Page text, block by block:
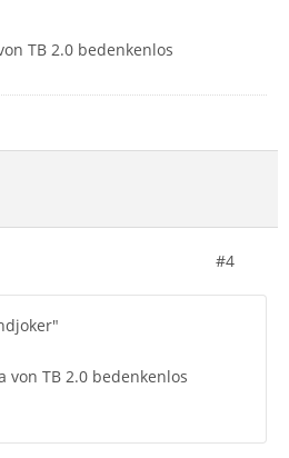
TB 2.0 bedenkenlos
#4
von TB 2.0 bedenkenlos